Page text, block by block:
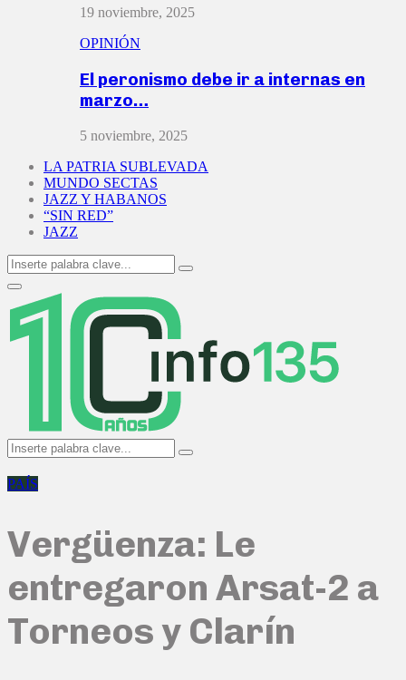
19 noviembre, 2025
OPINIÓN
El peronismo debe ir a internas en
marzo…
5 noviembre, 2025
LA PATRIA SUBLEVADA
MUNDO SECTAS
JAZZ Y HABANOS
“SIN RED”
JAZZ
Search
for:
Search
Primary
Menu
Search
for:
Search
PAÍS
Vergüenza: Le
entregaron Arsat-2 a
Torneos y Clarín